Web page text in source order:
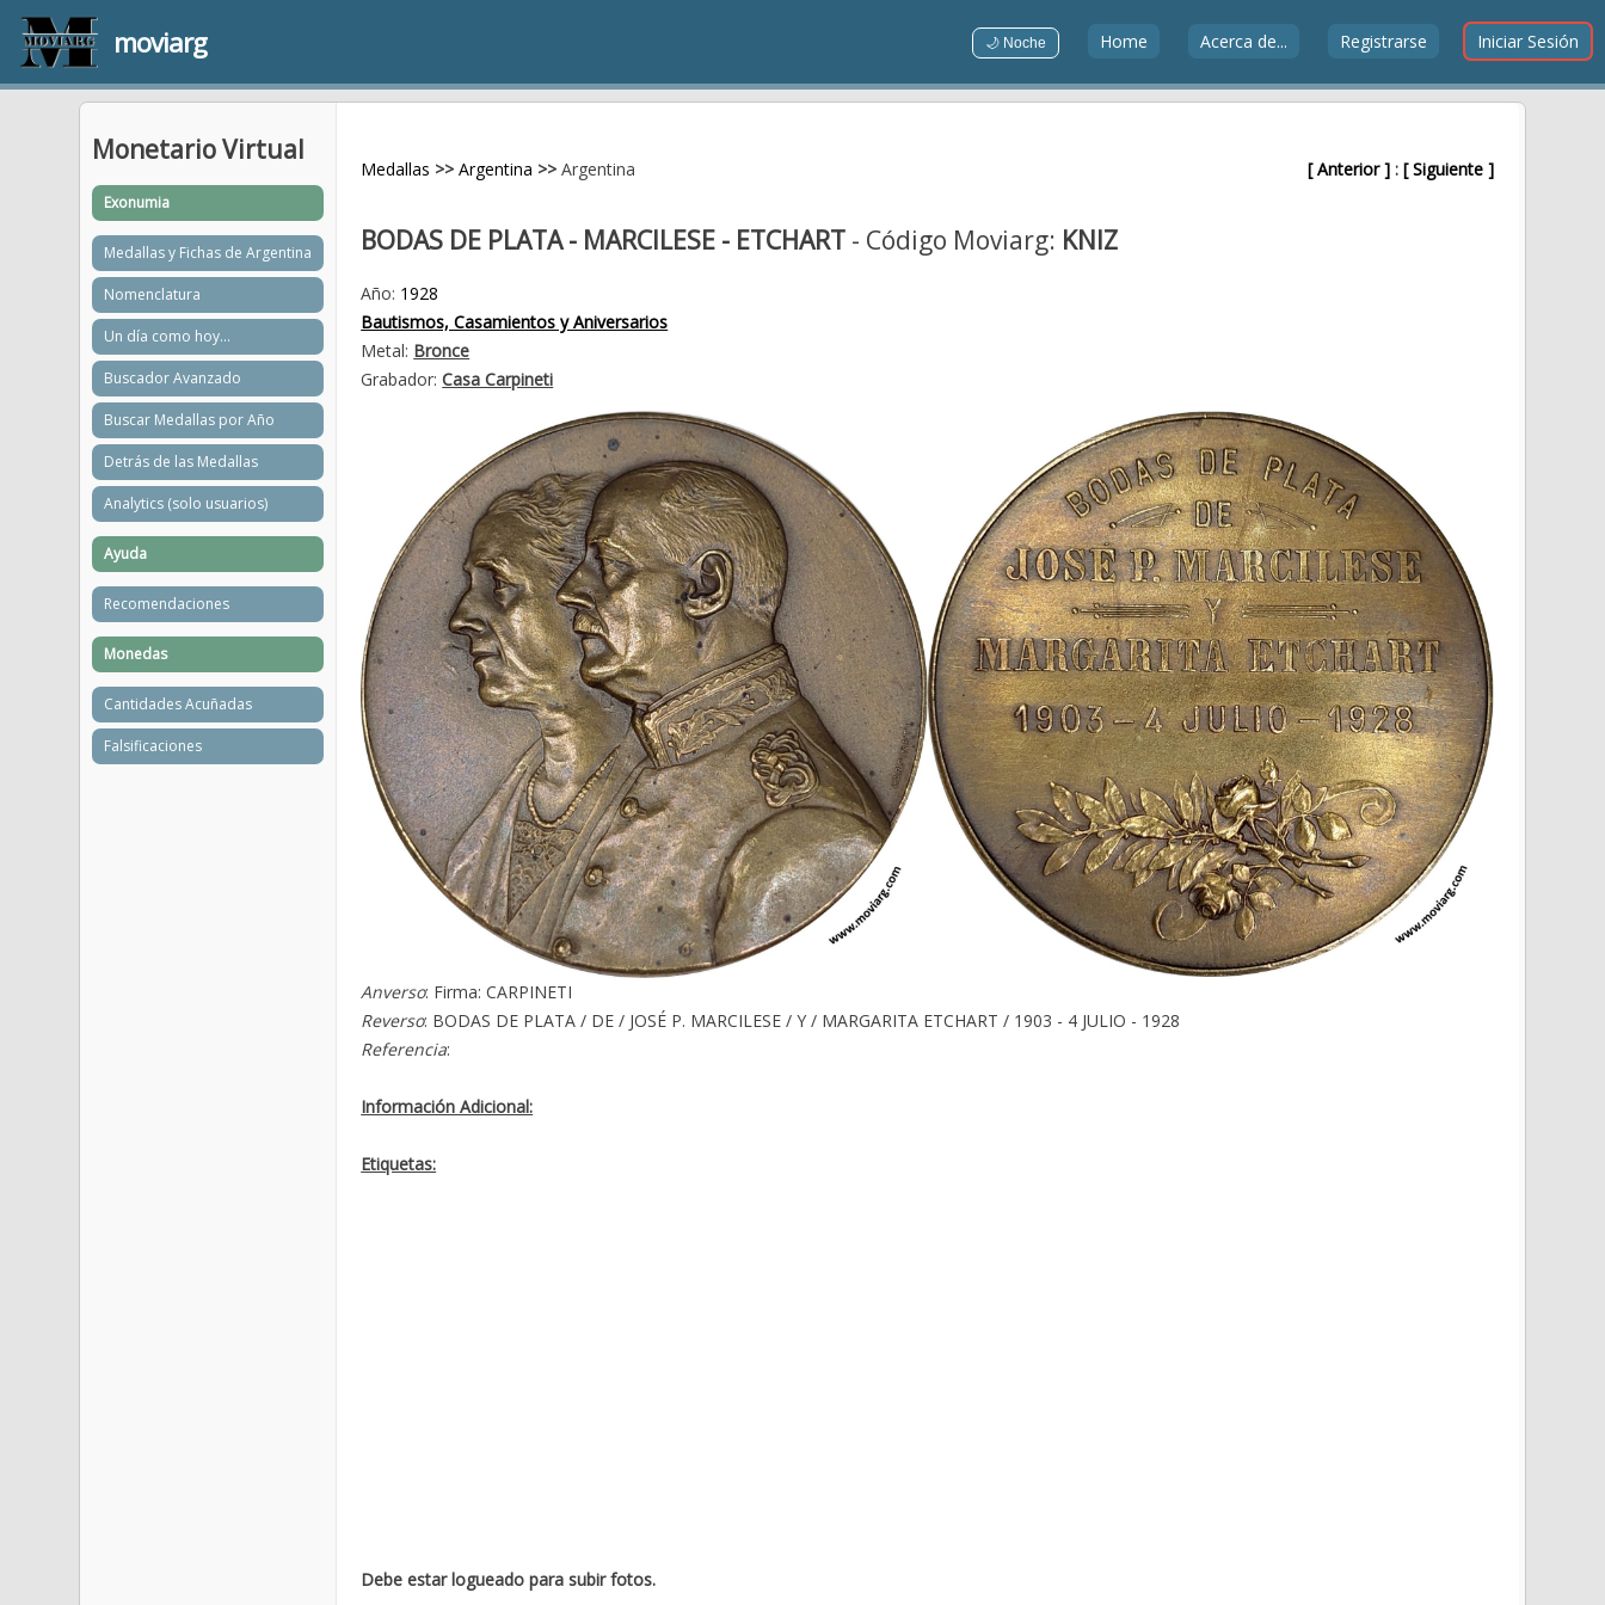
moviarg 🌙 Noche Home Acerca de... Registrarse Iniciar Sesión
Medallas >> Argentina >> Argentina [ Anterior ] :[ Siguiente ]
BODAS DE PLATA - MARCILESE - ETCHART - Código Moviarg: KNIZ
Año: 1928
Bautismos, Casamientos y Aniversarios
Metal: Bronce
Grabador:Casa Carpineti
Anverso: Firma: CARPINETI
Reverso: BODAS DE PLATA / DE / JOSÉ P. MARCILESE / Y / MARGARITA ETCHART / 1903 - 4 JULIO - 1928
Referencia:
Información Adicional:
Etiquetas:
Debe estar logueado para subir fotos.
Monetario Virtual
Exonumia
Medallas y Fichas de Argentina
Nomenclatura
Un día como hoy...
Buscador Avanzado
Buscar Medallas por Año
Detrás de las Medallas
Analytics (solo usuarios)
Ayuda
Recomendaciones
Monedas
Cantidades Acuñadas
Falsificaciones